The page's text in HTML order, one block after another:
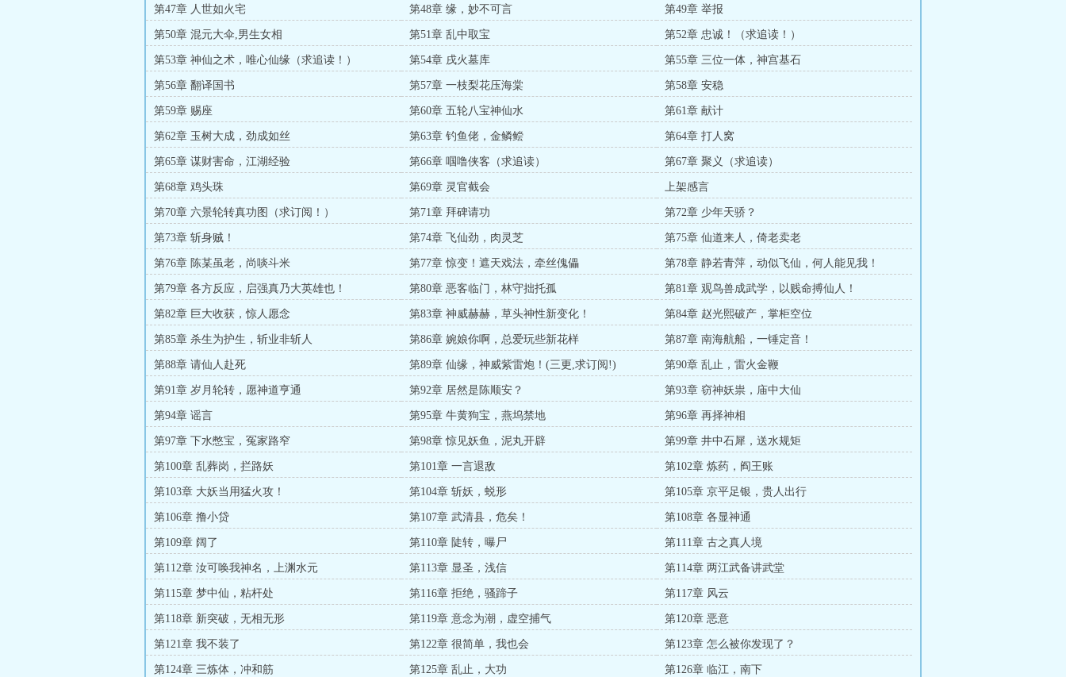
第47章 人世如火宅 第48章 缘，妙不可言 第49章 举报
第50章 混元大伞,男生女相 第51章 乱中取宝 第52章 忠诚！（求追读！）
第53章 神仙之术，唯心仙缘（求追读！） 第54章 戌火墓库 第55章 三位一体，神宫基石
第56章 翻译国书 第57章 一枝梨花压海棠 第58章 安稳
第59章 赐座 第60章 五轮八宝神仙水 第61章 献计
第62章 玉树大成，劲成如丝 第63章 钓鱼佬，金鳞鲿 第64章 打人窝
第65章 谋财害命，江湖经验 第66章 啯噜侠客（求追读） 第67章 聚义（求追读）
第68章 鸡头珠 第69章 灵官截会 上架感言
第70章 六景轮转真功图（求订阅！） 第71章 拜碑请功 第72章 少年天骄？
第73章 斩身贼！ 第74章 飞仙劲，肉灵芝 第75章 仙道来人，倚老卖老
第76章 陈某虽老，尚啖斗米 第77章 惊变！遮天戏法，牵丝傀儡 第78章 静若青萍，动似飞仙，何人能见我！
第79章 各方反应，启强真乃大英雄也！ 第80章 恶客临门，林守拙托孤 第81章 观鸟兽成武学，以贱命搏仙人！
第82章 巨大收获，惊人愿念 第83章 神威赫赫，草头神性新变化！ 第84章 赵光熙破产，掌柜空位
第85章 杀生为护生，斩业非斩人 第86章 婉娘你啊，总爱玩些新花样 第87章 南海航船，一锤定音！
第88章 请仙人赴死 第89章 仙缘，神威紫雷炮！(三更,求订阅!) 第90章 乱止，雷火金鞭
第91章 岁月轮转，愿神道亨通 第92章 居然是陈顺安？ 第93章 窃神妖祟，庙中大仙
第94章 谣言 第95章 牛黄狗宝，燕坞禁地 第96章 再择神相
第97章 下水憋宝，冤家路窄 第98章 惊见妖鱼，泥丸开辟 第99章 井中石犀，送水规矩
第100章 乱葬岗，拦路妖 第101章 一言退敌 第102章 炼药，阎王账
第103章 大妖当用猛火攻！ 第104章 斩妖，蜕形 第105章 京平足银，贵人出行
第106章 撸小贷 第107章 武清县，危矣！ 第108章 各显神通
第109章 阔了 第110章 陡转，曝尸 第111章 古之真人境
第112章 汝可唤我神名，上渊水元 第113章 显圣，浅信 第114章 两江武备讲武堂
第115章 梦中仙，粘杆处 第116章 拒绝，骚蹄子 第117章 风云
第118章 新突破，无相无形 第119章 意念为潮，虚空捕气 第120章 恶意
第121章 我不装了 第122章 很简单，我也会 第123章 怎么被你发现了？
第124章 三炼体，冲和筋 第125章 乱止，大功 第126章 临江，南下